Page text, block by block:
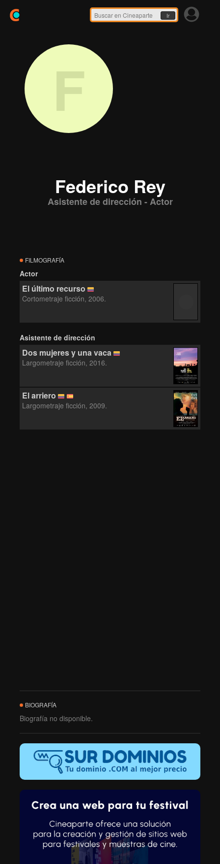
Ir
F
Federico Rey
Asistente de dirección - Actor
FILMOGRAFÍA
Actor
El último recurso
Cortometraje ficción, 2006.
Asistente de dirección
Dos mujeres y una vaca
Largometraje ficción, 2016.
El arriero
Largometraje ficción, 2009.
BIOGRAFÍA
Biografía no disponible.